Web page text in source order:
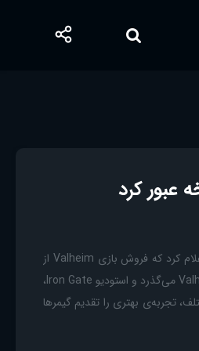
بازی Valheim استودیو آیرون گیت در نشست خبری اخیر خود اعلام کرد که فروش بازی Valheim از
۱۰ میلیون نسخه فراتر رفت. یک سال و چند ماه از عرضه بازی Valheim می‌گذرد و استودیو Iron Gate،
تجربه‌ی بهتری را تقدیم گیمرها